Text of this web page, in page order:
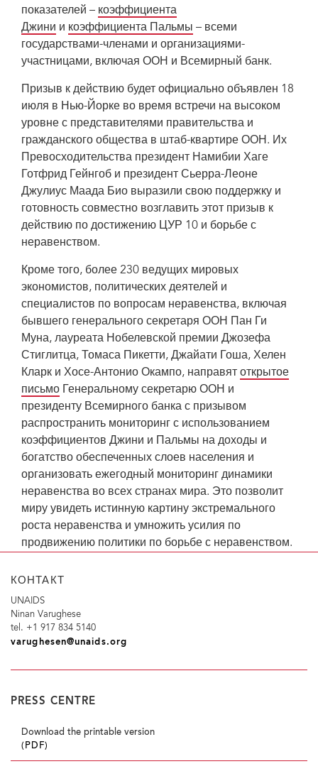
показателей – коэффициента
Джини и коэффициента Пальмы – всеми
государствами-членами и организациями-
участницами, включая ООН и Всемирный банк.
Призыв к действию будет официально объявлен 18
июля в Нью-Йорке во время встречи на высоком
уровне с представителями правительства и
гражданского общества в штаб-квартире ООН. Их
Превосходительства президент Намибии Хаге
Готфрид Гейнгоб и президент Сьерра-Леоне
Джулиус Маада Био выразили свою поддержку и
готовность совместно возглавить этот призыв к
действию по достижению ЦУР 10 и борьбе с
неравенством.
Кроме того, более 230 ведущих мировых
экономистов, политических деятелей и
специалистов по вопросам неравенства, включая
бывшего генерального секретаря ООН Пан Ги
Муна, лауреата Нобелевской премии Джозефа
Стиглитца, Томаса Пикетти, Джайати Гоша, Хелен
Кларк и Хосе-Антонио Окампо, направят открытое
письмо Генеральному секретарю ООН и
президенту Всемирного банка с призывом
распространить мониторинг с использованием
коэффициентов Джини и Пальмы на доходы и
богатство обеспеченных слоев населения и
организовать ежегодный мониторинг динамики
неравенства во всех странах мира. Это позволит
миру увидеть истинную картину экстремального
роста неравенства и умножить усилия по
продвижению политики по борьбе с неравенством.
КОНТАКТ
UNAIDS
Ninan Varughese
tel. +1 917 834 5140
varughesen@unaids.org
PRESS CENTRE
Download the printable version
(PDF)